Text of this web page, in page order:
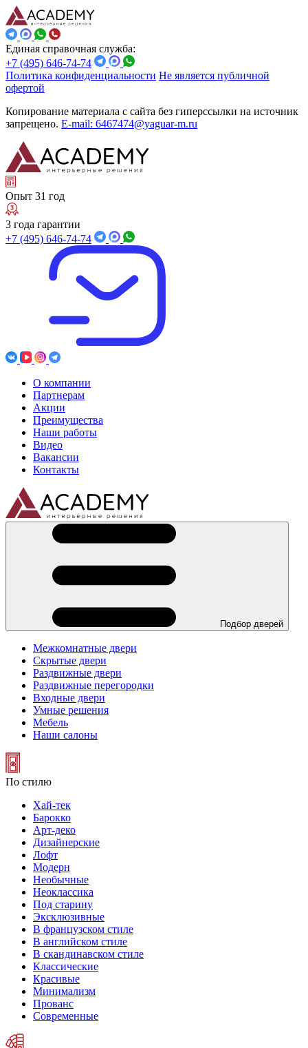
Единая справочная служба:
+7 (495) 646-74-74
Политика конфиденциальности Не является публичной
офертой
Копирование материала с сайта без гиперссылки на источник
запрещено. E-mail: 6467474@yaguar-m.ru
Опыт 31 год
3 года гарантии
+7 (495) 646-74-74
О компании
Партнерам
Акции
Преимущества
Наши работы
Видео
Вакансии
Контакты
Подбор дверей
Межкомнатные двери
Скрытые двери
Раздвижные двери
Раздвижные перегородки
Входные двери
Умные решения
Мебель
Наши салоны
По стилю
Хай-тек
Барокко
Арт-деко
Дизайнерские
Лофт
Модерн
Необычные
Неоклассика
Под старину
Эксклюзивные
В французском стиле
В английском стиле
В скандинавском стиле
Классические
Красивые
Минимализм
Прованс
Современные